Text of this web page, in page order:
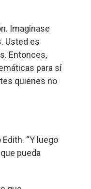
Imaginase
Usted es
Entonces,
para sí
quienes no
“Y luego
pueda